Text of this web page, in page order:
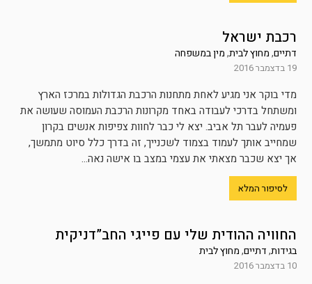
רכבת ישראל
דתיים,מחוץ לבית,מין במשפחה
19 בדצמבר 2016
מדי בוקר אני מגיע לאחת מתחנות הרכבת הגדולות במרכז הארץ
ומשתחל בדרכי לעבודה באחד מקרונות הרכבת העמוסה שעושה את
פעמיה לעבר תל אביב. יצא לי כבר לחוות צפיפות אנשים בקרון
שמחייב אותך לעמוד בצמוד לשכנייך, זה בדרך כלל סיוט מתמשך,
אך יצא שכבר מצאתי את עצמי במצב בו אישה נאה...
לסיפור המלא
החוויה ההודית שלי עם פייגי החב”דניקית
בגידות,דתיים,מחוץ לבית
10 בדצמבר 2016